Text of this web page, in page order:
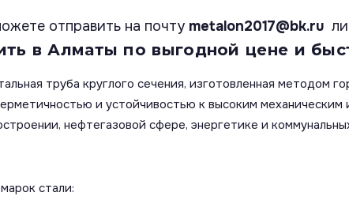
отправить на почту metalon2017@bk.ru
в Алматы по выгодной цене и
труба круглого сечения, изготовленная методом
и устойчивостью к высоким
нефтегазовой сфере, энергетике и
стали: